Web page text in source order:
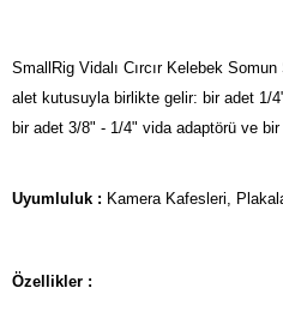
SmallRig Vidalı Cırcır Kelebek
alet kutusuyla birlikte gelir: bir adet 1/
bir adet 3/8" - 1/4" vida adaptörü ve
Uyumluluk : Kamera Kafesleri,
Özellikler :